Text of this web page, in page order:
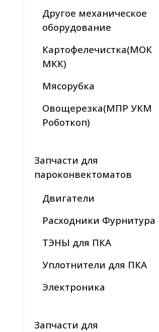
Другое механическое
оборудование
Картофелечистка(МОК
МКК)
Мясорубка
Овощерезка(МПР УКМ
Роботкоп)
Запчасти для
пароконвектоматов
Двигатели
Расходники Фурнитура
ТЭНЫ для ПКА
Уплотнители для ПКА
Электроника
Запчасти для